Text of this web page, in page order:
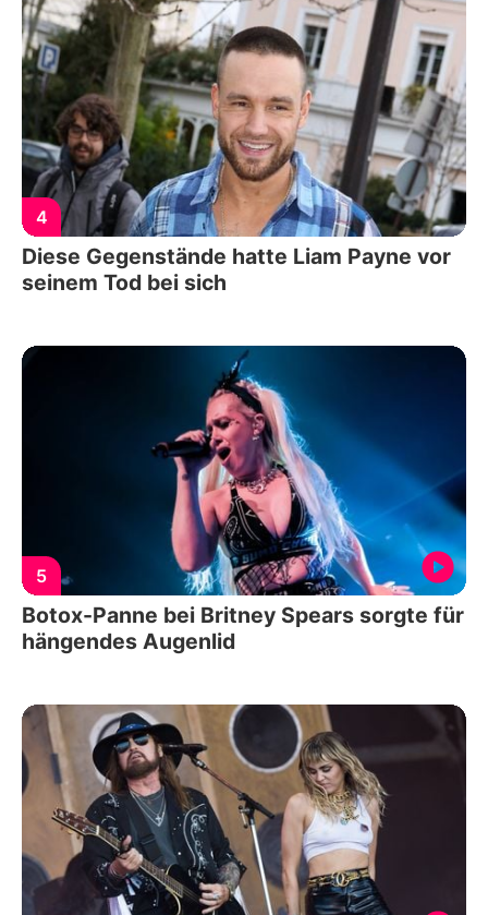
4
Diese Gegenstände hatte Liam Payne vor
seinem Tod bei sich
5
Botox-Panne bei Britney Spears sorgte für
hängendes Augenlid